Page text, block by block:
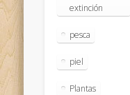
extinción
pesca
piel
Plantas